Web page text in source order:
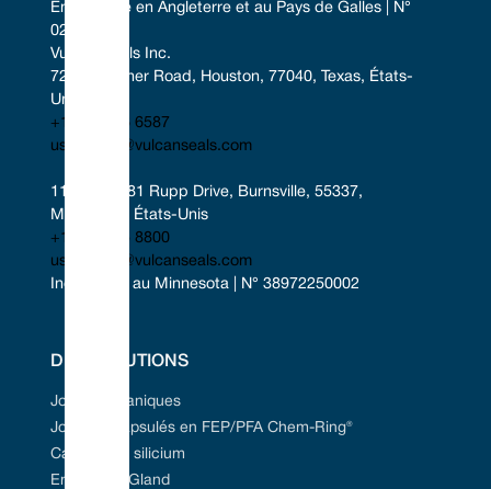
Enregistrée en Angleterre et au Pays de Galles | N°
02422728
Vulcan Seals Inc.
7221 Gessner Road, Houston, 77040, Texas, États-
Unis
+1 346 856 6587
uscontact@vulcanseals.com
11401-11481 Rupp Drive, Burnsville, 55337,
Minnesota, États-Unis
+1 952 955 8800
uscontact@vulcanseals.com
Incorporée au Minnesota | N° 38972250002
DES SOLUTIONS
Joints mécaniques
Joints encapsulés en FEP/PFA Chem-Ring®
Carbure de silicium
Emballage Gland